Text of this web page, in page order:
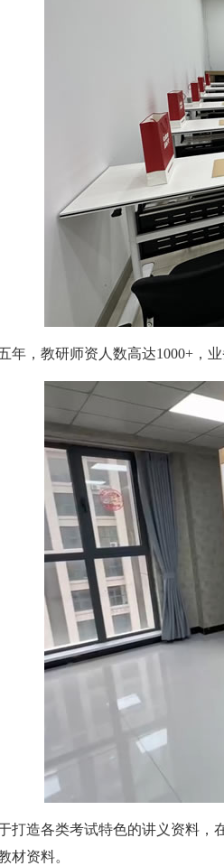
年，教研师资人数高达1000+，
打造各类考试特色的讲义资料
材资料。